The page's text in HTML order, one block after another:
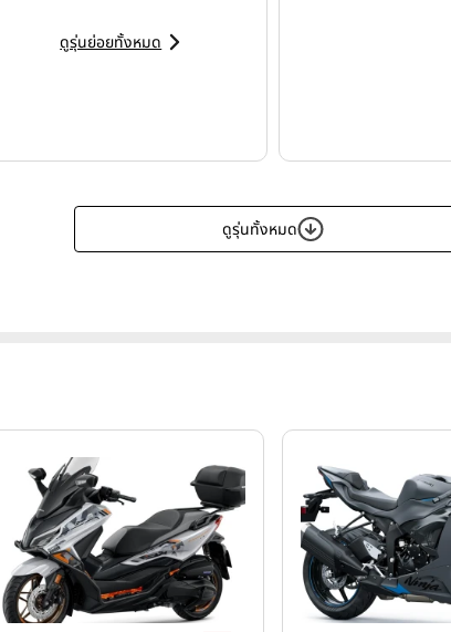
ดูรุ่นย่อยทั้งหมด
ดูรุ่นทั้งหมด